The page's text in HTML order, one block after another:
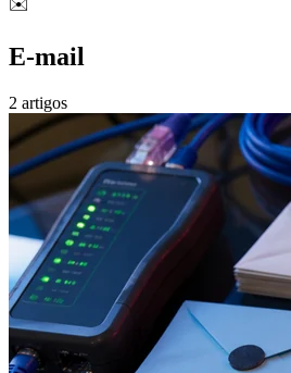
✉️
E-mail
2 artigos